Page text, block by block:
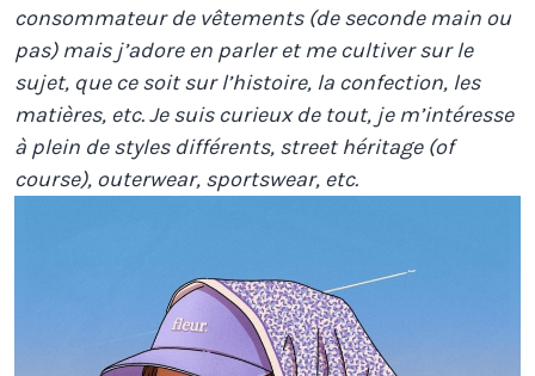
consommateur de vêtements (de seconde main ou
pas) mais j’adore en parler et me cultiver sur le
sujet, que ce soit sur l’histoire, la confection, les
matières, etc. Je suis curieux de tout, je m’intéresse
à plein de styles différents, street héritage (of
course), outerwear, sportswear, etc.